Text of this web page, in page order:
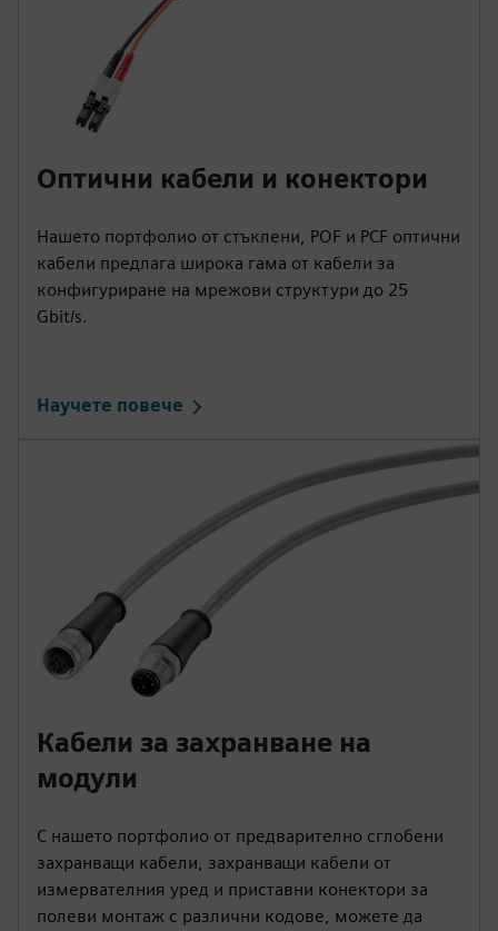
Оптични кабели и конектори
Нашето портфолио от стъклени, POF и PCF оптични
кабели предлага широка гама от кабели за
конфигуриране на мрежови структури до 25
Gbit/s.
Научете повече
Кабели за захранване на
модули
С нашето портфолио от предварително сглобени
захранващи кабели, захранващи кабели от
измервателния уред и приставни конектори за
полеви монтаж с различни кодове, можете да